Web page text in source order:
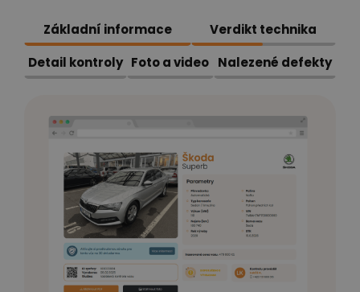
Základní informace
Verdikt technika
Detail kontroly Foto a video Nalezené defekty